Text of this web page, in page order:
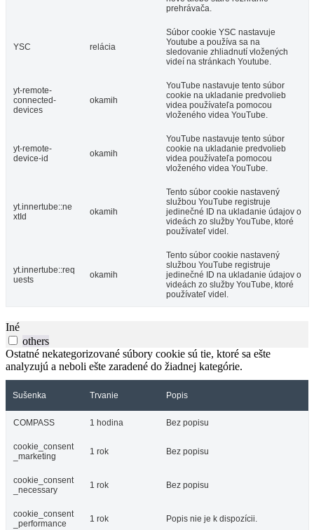
prehrávača.
YSC relácia
Súbor cookie YSC nastavuje
Youtube a používa sa na
sledovanie zhliadnutí vložených
videí na stránkach Youtube.
yt-remote-
connected-
devices
okamih
YouTube nastavuje tento súbor
cookie na ukladanie predvolieb
videa používateľa pomocou
vloženého videa YouTube.
yt-remote-
device-id
okamih
YouTube nastavuje tento súbor
cookie na ukladanie predvolieb
videa používateľa pomocou
vloženého videa YouTube.
yt.innertube::ne
xtId
okamih
Tento súbor cookie nastavený
službou YouTube registruje
jedinečné ID na ukladanie údajov o
videách zo služby YouTube, ktoré
používateľ videl.
yt.innertube::req
uests
okamih
Tento súbor cookie nastavený
službou YouTube registruje
jedinečné ID na ukladanie údajov o
videách zo služby YouTube, ktoré
používateľ videl.
Iné
others
Ostatné nekategorizované súbory cookie sú tie, ktoré sa ešte
analyzujú a neboli ešte zaradené do žiadnej kategórie.
Sušenka Trvanie Popis
COMPASS 1 hodina Bez popisu
cookie_consent
_marketing
1 rok Bez popisu
cookie_consent
_necessary
1 rok Bez popisu
cookie_consent
_performance
1 rok Popis nie je k dispozícii.